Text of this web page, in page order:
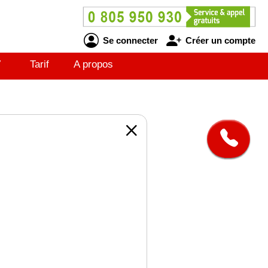
Se connecter Créer un compte
Tarif A propos